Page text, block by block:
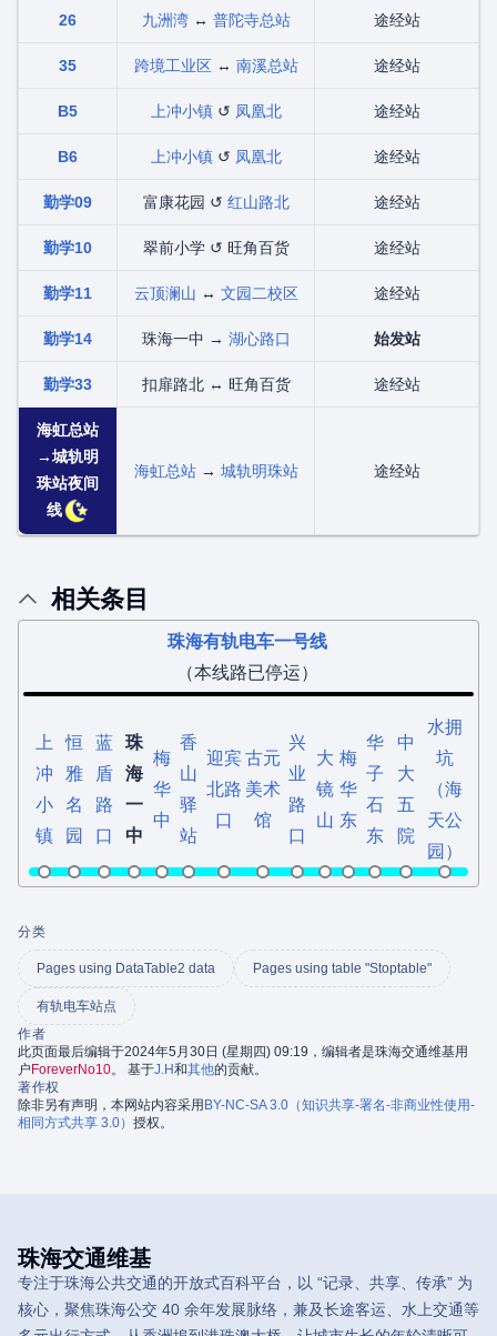
26 九洲湾↔ 普陀寺总站 途经站
35 跨境工业区↔ 南溪总站 途经站
B5 上冲小镇↺ 凤凰北 途经站
B6 上冲小镇↺ 凤凰北 途经站
勤学09 富康花园 ↺ 红山路北 途经站
勤学10 翠前小学 ↺ 旺角百货 途经站
勤学11 云顶澜山 ↔ 文园二校区 途经站
勤学14 珠海一中 → 湖心路口 始发站
勤学33 扣扉路北 ↔ 旺角百货 途经站
海虹总站
→城轨明
珠站夜间
线
海虹总站→ 城轨明珠站 途经站
相关条目
珠海有轨电车一号线
（本线路已停运）
上
冲
小
镇
恒
雅
名
园
蓝
盾
路
口
珠
海
一
中
梅
华
中
香
山
驿
站
迎宾
北路
口
古元
美术
馆
兴
业
路
口
大
镜
山
梅
华
东
华
子
石
东
中
大
五
院
水拥
坑
（海
天公
园）
分类
Pages using DataTable2 data Pages using table "Stoptable"
有轨电车站点
作者
此页面最后编辑于2024年5月30日 (星期四) 09:19，编辑者是珠海交通维基用
户 ForeverNo10。 基于J.H和其他的贡献。
著作权
除非另有声明，本网站内容采用 BY-NC-SA 3.0（知识共享-署名-非商业性使用-
相同方式共享 3.0） 授权。
珠海交通维基
专注于珠海公共交通的开放式百科平台，以 “记录、共享、传承” 为
核心，聚焦珠海公交 40 余年发展脉络，兼及长途客运、水上交通等